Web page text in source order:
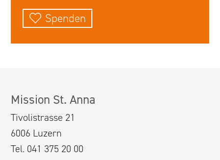
Spenden
Mission St. Anna
Tivolistrasse 21
6006 Luzern
Tel. 041 375 20 00